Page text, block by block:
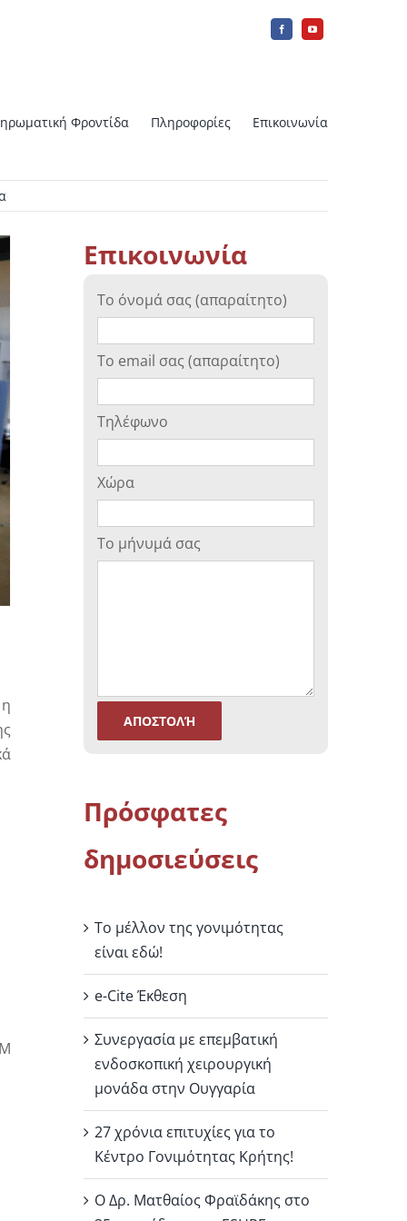
Array CGH
Εργαστηριακή Ωρίμανση Ωαρίων –
Φροντίδα Πληροφορίες Επικοινωνία
Επικοινωνία
Το όνομά σας (απαραίτητο)
Το email σας (απαραίτητο)
Τηλέφωνο
Χώρα
Το μήνυμά σας
Πρόσφατες
δημοσιεύσεις
Το μέλλον της γονιμότητας
είναι εδώ!
e-Cite Έκθεση
Συνεργασία με επεμβατική
ενδοσκοπική χειρουργική
μονάδα στην Ουγγαρία
27 χρόνια επιτυχίες για το
Κέντρο Γονιμότητας Κρήτης!
Ο Δρ. Ματθαίος Φραϊδάκης στο